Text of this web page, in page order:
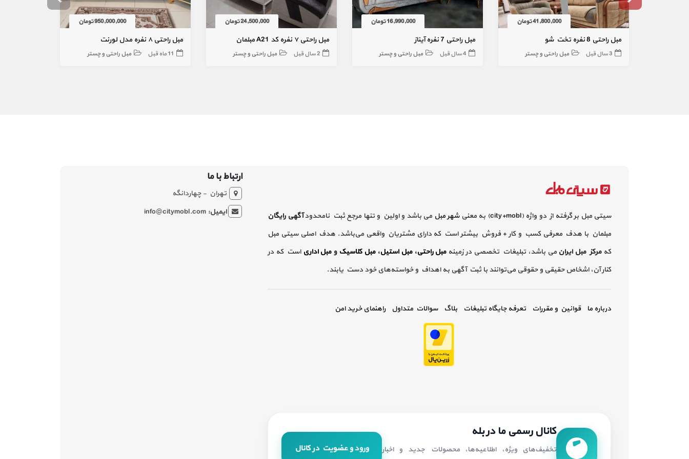
41,800,000 تومان
مبل راحتی 8 نفره تخت شو
3 سال قبل مبل راحتی و چستر
16,990,000 تومان
مبل راحتی 7 نفره آیناز
4 سال قبل مبل راحتی و چستر
24,500,000 تومان
مبل راحتی ۷ نفره کد A21 مبلمان
2 سال قبل مبل راحتی و چستر
950,000,000 تومان
مبل راحتی ۸ نفره مدل لورنت
11 ماه قبل مبل راحتی و چستر
سیتی مبل بر گرفته از دو واژه (city+mobl) به معنی شهر مبل می باشد و اولین و تنها مرجع ثبت نامحدودآگهی رایگان
مبلمان با هدف معرفی کسب و کار + فروش بیشتر است که دارای مشتریان واقعی می‌باشد. هدف اصلی سیتی مبل
کهمرکز مبل ایران می باشد، تبلیغات تخصصی در زمینه مبل راحتی،مبل استیل،مبل کلاسیک ومبل اداری است که در
کنار آن، اشخاص حقیقی و حقوقی می‌توانند با ثبت آگهی به اهداف و خواسته‌های خود دست یابند.
درباره ما قوانین و مقررات تعرفه جایگاه تبلیغات بلاگ سوالات متداول راهنمای خرید امن
کانال رسمی ما در بله
تخفیف‌های ویژه، اطلاعیه‌ها، محصولات جدید و اخبار
ورود و عضویت در کانال
ارتباط با ما
تهران - چهاردانگه
ایمیل: info@citymobl.com